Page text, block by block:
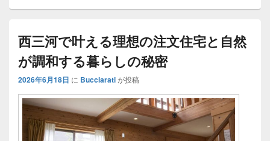
西三河で叶える理想の注文住宅と自然
が調和する暮らしの秘密
2026年6月18日 に Bucciaratiが投稿